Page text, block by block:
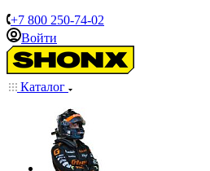
+7 800 250-74-02
Войти
Каталог